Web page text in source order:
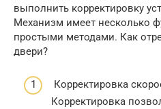
выполнить корректировку
Механизм имеет несколько
простыми методами. Как
двери?
Корректировка
Корректировка